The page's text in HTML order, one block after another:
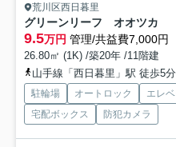
荒川区西日暮里
グリーンリーフ オオツカ
9.5万円 管理/共益費7,000円
26.80㎡ (1K) /築20年 /11階建
山手線「西日暮里」駅 徒歩5分
駐輪場 オートロック エレ
宅配ボックス
防犯カメラ